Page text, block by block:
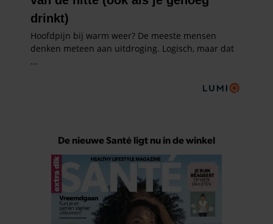
De nieuwe Santé ligt nu in de winkel